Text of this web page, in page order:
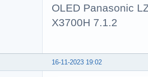
OLED Panasonic
X3700H 7.1.2
16-11-2023 19:02